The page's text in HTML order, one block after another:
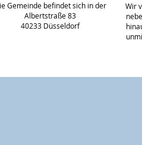
Gemeinde befindet sich in der
Albertstraße 83
40233 Düsseldorf
Wir